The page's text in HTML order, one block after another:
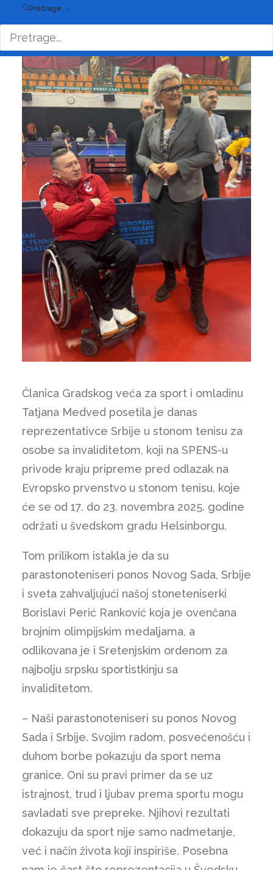
Pretrage
Članica Gradskog veća za sport i omladinu
Tatjana Medved posetila je danas
reprezentativce Srbije u stonom tenisu za
osobe sa invaliditetom, koji na SPENS-u
privode kraju pripreme pred odlazak na
Evropsko prvenstvo u stonom tenisu, koje
će se od 17. do 23. novembra 2025. godine
održati u švedskom gradu Helsinborgu.
Tom prilikom istakla je da su
parastonoteniseri ponos Novog Sada, Srbije
i sveta zahvaljujući našoj stoneteniserki
Borislavi Perić Ranković koja je ovenčana
brojnim olimpijskim medaljama, a
odlikovana je i Sretenjskim ordenom za
najbolju srpsku sportistkinju sa
invaliditetom.
– Naši parastonoteniseri su ponos Novog
Sada i Srbije. Svojim radom, posvećenošću i
duhom borbe pokazuju da sport nema
granice. Oni su pravi primer da se uz
istrajnost, trud i ljubav prema sportu mogu
savladati sve prepreke. Njihovi rezultati
dokazuju da sport nije samo nadmetanje,
već i način života koji inspiriše. Posebna